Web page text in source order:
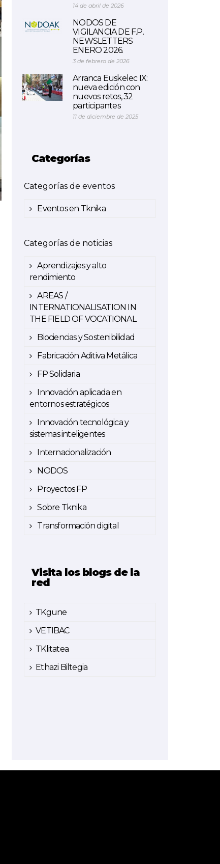
14 de abril de 2026
NODOS DE
VIGILANCIA DE F.P.
NEWSLETTERS
ENERO 2026.
3 de febrero de 2026
Arranca Euskelec IX:
nueva edición con
nuevos retos, 32
participantes
11 de diciembre de 2025
Categorías
Categorías de eventos
Eventos en Tknika
Categorías de noticias
Aprendizajes y alto
rendimiento
AREAS /
INTERNATIONALISATION IN
THE FIELD OF VOCATIONAL
Biociencias y Sostenibilidad
Fabricación Aditiva Metálica
FP Solidaria
Innovación aplicada en
entornos estratégicos
Innovación tecnológica y
sistemas inteligentes
Internacionalización
NODOS
Proyectos FP
Sobre Tknika
Transformación digital
Visita los blogs de la
red
TKgune
VETIBAC
TKlitatea
Ethazi Biltegia